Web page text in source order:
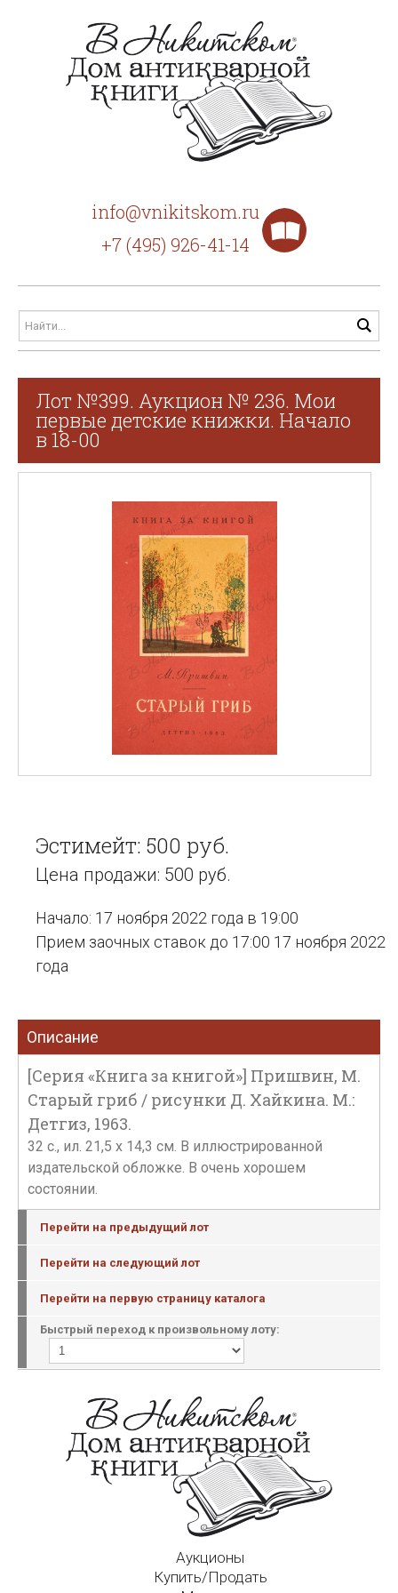
info@vnikitskom.ru
+7 (495) 926-41-14
Лот №399. Аукцион № 236. Мои
первые детские книжки. Начало
в 18-00
Эстимейт: 500 руб.
Цена продажи: 500 руб.
Начало: 17 ноября 2022 года в 19:00
Прием заочных ставок до 17:00 17 ноября 2022
года
Описание
[Серия «Книга за книгой»] Пришвин, М.
Старый гриб / рисунки Д. Хайкина. М.:
Детгиз, 1963.
32 с., ил. 21,5 х 14,3 см. В иллюстрированной
издательской обложке. В очень хорошем
состоянии.
Перейти на предыдущий лот
Перейти на следующий лот
Перейти на первую страницу каталога
Быстрый переход к произвольному лоту:
Аукционы
Купить/Продать